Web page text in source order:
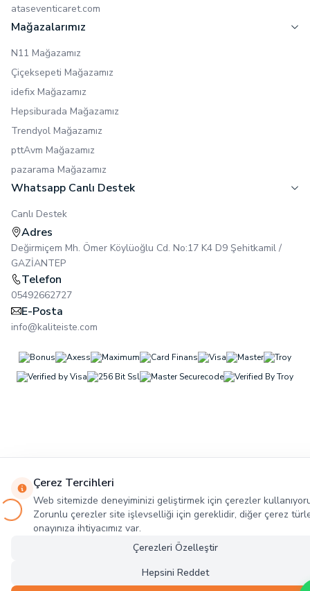
ataseventicaret.com
Mağazalarımız
N11 Mağazamız
Çiçeksepeti Mağazamız
idefix Mağazamız
Hepsiburada Mağazamız
Trendyol Mağazamız
pttAvm Mağazamız
pazarama Mağazamız
Whatsapp Canlı Destek
Canlı Destek
Adres
Değirmiçem Mh. Ömer Köylüoğlu Cd. No:17 K4 D9 Şehitkamil /
GAZİANTEP
Telefon
05492662727
E-Posta
info@kaliteiste.com
Çerez Tercihleri
Web sitemizde deneyiminizi geliştirmek için çerezler
Zorunlu çerezler site işlevselliği için gereklidir, diğer çerez
onayınıza ihtiyacımız var.
Çerezleri Özelleştir
Hepsini Reddet